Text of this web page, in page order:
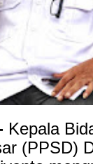
Kepala
(PPSD)